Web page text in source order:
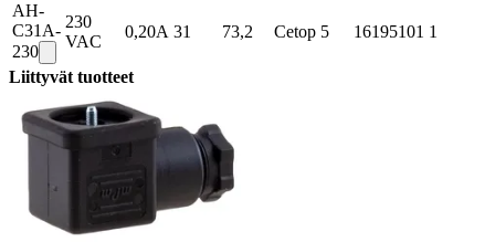
AH-
C31A-
230
230
VAC
0,20A 31 73,2 Cetop 5 16195101 1
Liittyvät tuotteet